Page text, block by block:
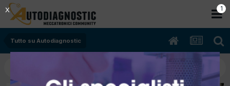
Tutto su Autodiagnostic